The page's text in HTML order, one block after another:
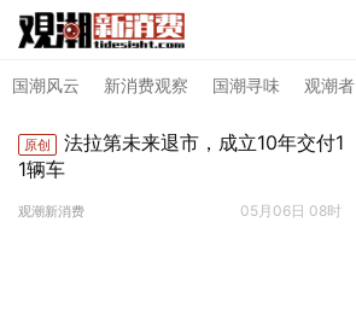
国潮风云 新消费观察 国潮寻味 观潮者
原创
法拉第未来退市，成立10年交付1
1辆车
观潮新消费 05月06日 08时